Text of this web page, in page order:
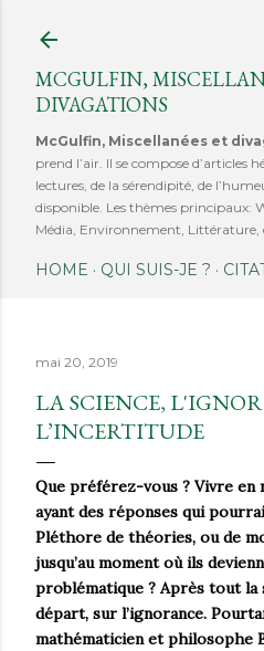
MCGULFIN,
DIVAGATIONS
McGulfin, Miscellanées et
prend l’air. Il se compose d’articles
lectures, de la sérendipité, de
disponible. Les thèmes principaux:
Média, Environnement, Littérature,
HOME QUI SUIS-JE ?
mai 20, 2019
LA SCIENCE,
L’INCERTITUDE
Que préférez-vous ? Vivre en
ayant des réponses qui
Pléthore de théories, ou de
jusqu’au moment où ils
problématique ? Après tout la
départ, sur l’ignorance.
mathématicien et philosophe